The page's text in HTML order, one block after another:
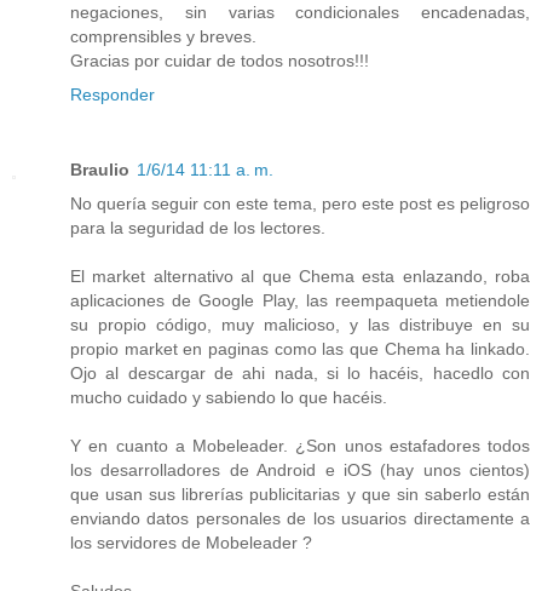
negaciones, sin varias condicionales encadenadas,
comprensibles y breves.
Gracias por cuidar de todos nosotros!!!
Responder
Braulio 1/6/14 11:11 a. m.
No quería seguir con este tema, pero este post es peligroso
para la seguridad de los lectores.
El market alternativo al que Chema esta enlazando, roba
aplicaciones de Google Play, las reempaqueta metiendole
su propio código, muy malicioso, y las distribuye en su
propio market en paginas como las que Chema ha linkado.
Ojo al descargar de ahi nada, si lo hacéis, hacedlo con
mucho cuidado y sabiendo lo que hacéis.
Y en cuanto a Mobeleader. ¿Son unos estafadores todos
los desarrolladores de Android e iOS (hay unos cientos)
que usan sus librerías publicitarias y que sin saberlo están
enviando datos personales de los usuarios directamente a
los servidores de Mobeleader ?